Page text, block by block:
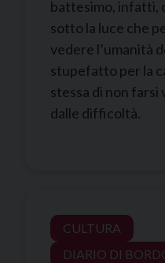
battesimo, infatti,
sotto la luce che
vedere l’umanità
stupefatto per la
stessa di non farsi
dalle difficoltà.
CULTURA
DIARIO DI